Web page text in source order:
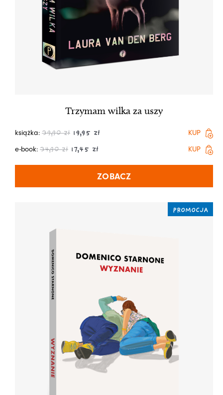
Trzymam wilka za uszy
książka: 39,90zł 19,95 zł
KUP
e-book: 34,90zł 17,45 zł KUP
ZOBACZ
PROMOCJA